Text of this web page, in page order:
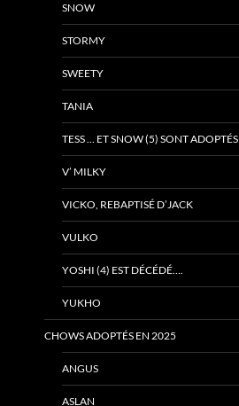
SNOW
STORMY
SWEETY
TANIA
TESS … ET SNOW (5) SONT ADOPTÉS
V’ MILKY
VICKO, REBAPTISÉ D’JACK
VULKO
YOSHI (4) EST DÉCÉDÉ….
YUKHO
CHOWS ADOPTÉS EN 2025
ANGUS
ASLAN